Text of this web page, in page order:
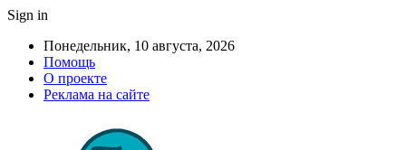
Sign in
Понедельник, 10 августа, 2026
Помощь
О проекте
Реклама на сайте